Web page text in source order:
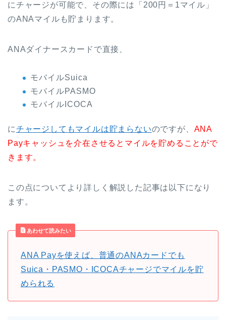
にチャージが可能で、その際には「200円＝1マイル」
のANAマイルも貯まります。
ANAダイナースカードで直接、
モバイルSuica
モバイルPASMO
モバイルICOCA
にチャージしてもマイルは貯まらないのですが、 ANA
Payキャッシュを介在させるとマイルを貯めることがで
きます。
この点についてより詳しく解説した記事は以下になり
ます。
あわせて読みたい
ANA Payを使えば、普通のANAカードでも
Suica・PASMO・ICOCAチャージでマイルを貯
められる